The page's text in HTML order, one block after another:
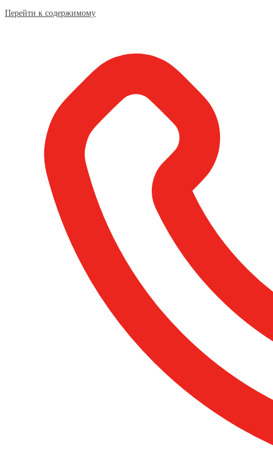
Перейти к содержимому